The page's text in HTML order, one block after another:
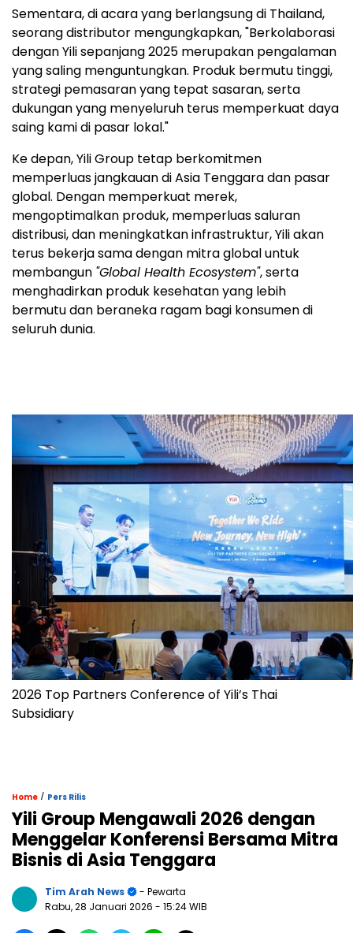
Sementara, di acara yang berlangsung di Thailand,
seorang distributor mengungkapkan, "Berkolaborasi
dengan Yili sepanjang 2025 merupakan pengalaman
yang saling menguntungkan. Produk bermutu tinggi,
strategi pemasaran yang tepat sasaran, serta
dukungan yang menyeluruh terus memperkuat daya
saing kami di pasar lokal."
Ke depan, Yili Group tetap berkomitmen
memperluas jangkauan di Asia Tenggara dan pasar
global. Dengan memperkuat merek,
mengoptimalkan produk, memperluas saluran
distribusi, dan meningkatkan infrastruktur, Yili akan
terus bekerja sama dengan mitra global untuk
membangun "Global Health Ecosystem", serta
menghadirkan produk kesehatan yang lebih
bermutu dan beraneka ragam bagi konsumen di
seluruh dunia.
2026 Top Partners Conference of Yili’s Thai
Subsidiary
Home / Pers Rilis
Yili Group Mengawali 2026 dengan
Menggelar Konferensi Bersama Mitra
Bisnis di Asia Tenggara
Tim Arah News
- Pewarta
Rabu, 28 Januari 2026 - 15:24 WIB